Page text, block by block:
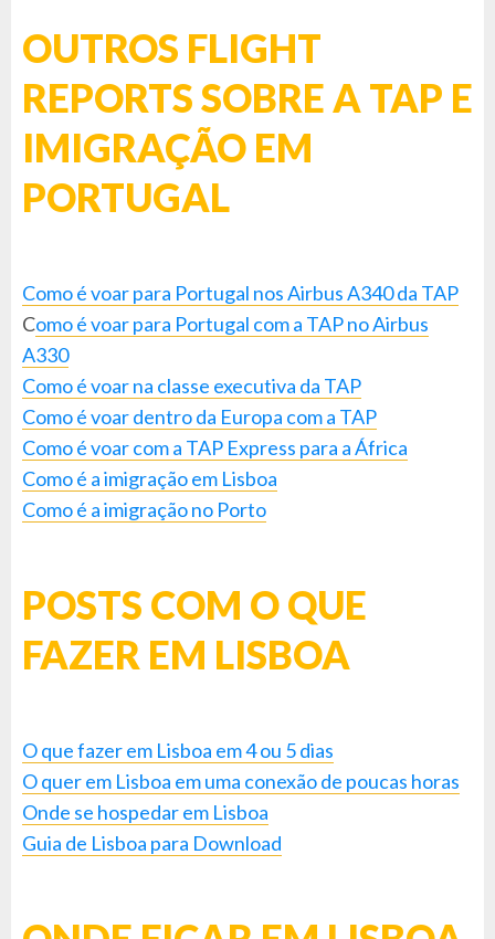
OUTROS FLIGHT
REPORTS SOBRE A TAP E
IMIGRAÇÃO EM
PORTUGAL
Como é voar para Portugal nos Airbus A340 da TAP
Como é voar para Portugal com a TAP no Airbus
A330
Como é voar na classe executiva da TAP
Como é voar dentro da Europa com a TAP
Como é voar com a TAP Express para a África
Como é a imigração em Lisboa
Como é a imigração no Porto
POSTS COM O QUE
FAZER EM LISBOA
O que fazer em Lisboa em 4 ou 5 dias
O quer em Lisboa em uma conexão de poucas horas
Onde se hospedar em Lisboa
Guia de Lisboa para Download